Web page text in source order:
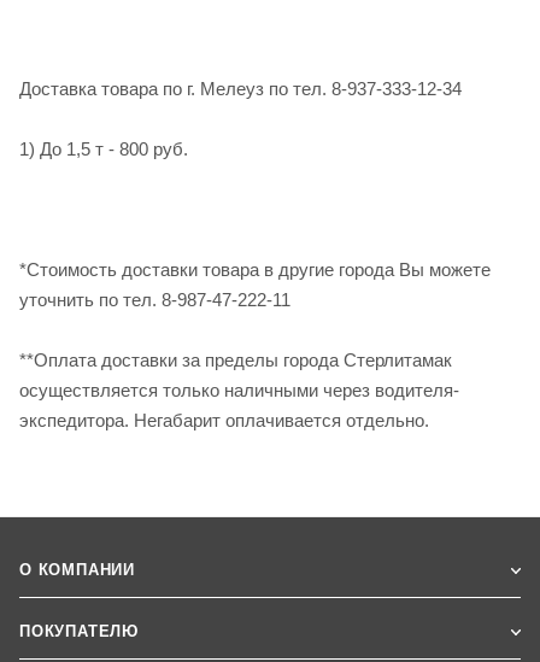
Доставка товара по г. Мелеуз по тел. 8-937-333-12-34
1) До 1,5 т - 800 руб.
*Стоимость доставки товара в другие города Вы можете
уточнить по тел. 8-987-47-222-11
**Оплата доставки за пределы города Стерлитамак
осуществляется только наличными через водителя-
экспедитора. Негабарит оплачивается отдельно.
О КОМПАНИИ
ПОКУПАТЕЛЮ